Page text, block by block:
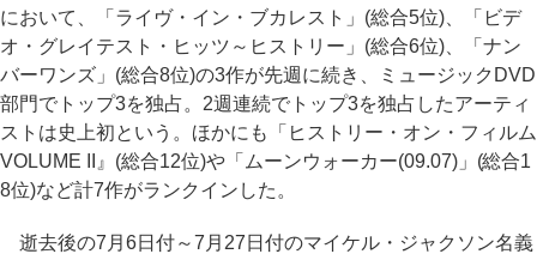
において、「ライヴ・イン・ブカレスト」(総合5位)、「ビデ
オ・グレイテスト・ヒッツ～ヒストリー」(総合6位)、「ナン
バーワンズ」(総合8位)の3作が先週に続き、ミュージックDVD
部門でトップ3を独占。2週連続でトップ3を独占したアーティ
ストは史上初という。ほかにも「ヒストリー・オン・フィルム
VOLUME II』(総合12位)や「ムーンウォーカー(09.07)」(総合1
8位)など計7作がランクインした。
逝去後の7月6日付～7月27日付のマイケル・ジャクソン名義